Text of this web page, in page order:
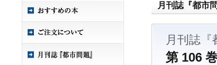
月刊誌『都市
月刊誌『
第 106